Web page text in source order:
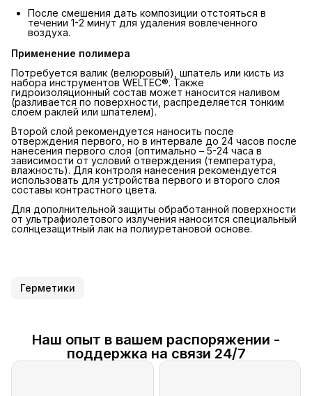
После смешения дать композиции отстояться в
течении 1-2 минут для удаления вовлеченного
воздуха.
Применение полимера
Потребуется валик (велюровый), шпатель или кисть из
набора инструментов WELTEC®. Также
гидроизоляционный состав может наносится наливом
(разливается по поверхности, распределяется тонким
слоем раклей или шпателем).
Второй слой рекомендуется наносить после
отверждения первого, но в интервале до 24 часов после
нанесения первого слоя (оптимально – 5-24 часа в
зависимости от условий отверждения (температура,
влажность). Для контроля нанесения рекомендуется
использовать для устройства первого и второго слоя
составы контрастного цвета.
Для дополнительной защиты обработанной поверхности
от ультрафиолетового излучения наносится специальный
солнцезащитный лак на полиуретановой основе.
Герметики
Наш опыт в вашем распоряжении -
поддержка на связи 24/7